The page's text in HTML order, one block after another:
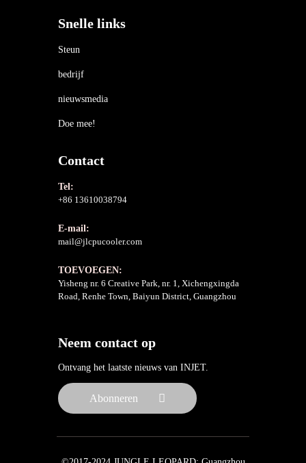
Snelle links
Steun
bedrijf
nieuwsmedia
Doe mee!
Contact
Tel:
+86 13610038794
E-mail:
mail@jlcpucooler.com
TOEVOEGEN:
Yisheng nr. 6 Creative Park, nr. 1, Xichengxingda
Road, Renhe Town, Baiyun District, Guangzhou
Neem contact op
Ontvang het laatste nieuws van INJET.
Abonneren